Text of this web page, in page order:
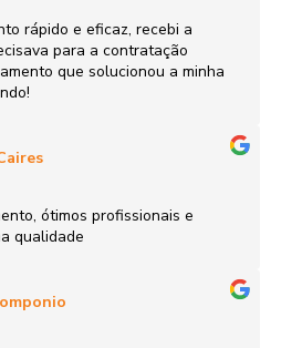
rápido e eficaz, recebi a
para a contratação
que solucionou a minha
ótimos profissionais e
qualidade